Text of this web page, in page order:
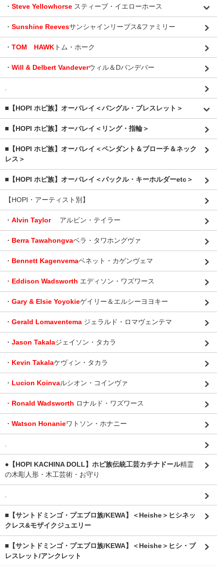
・ Steve Yellowhorse スティーブ・イエローホース
・ Sunshine Reevesサンシャインリーブス&ファミリー
・ TOM HAWK トム・ホーク
・ Will & Delbert Vandeverウィル＆Dバンデバー
.
■【HOPI ホピ族】オーバレイ＜バングル・ブレスレット＞
■【HOPI ホピ族】オーバレイ＜リング・指輪＞
■【HOPI ホピ族】オーバレイ＜ペンダント＆ブローチ＆ネック
レス＞
■【HOPI ホピ族】オーバレイ＜バックル・キーホルダーetc＞
【HOPI・アーティスト別】
・ Alvin Taylor アルビン・テイラー
・ Berra Tawahongvaベラ・タワホングヴァ
・ Bennett Kagenvemaベネット・カゲンヴェマ
・ Eddison Wadsworth エディソン・ワズワース
・ Gary & Elsie Yoyokieゲイリー＆エルシーヨヨキー
・ Gerald Lomaventema ジェラルド・ロマヴェンテマ
・ Jason Takalaジェイソン・タカラ
・ Kevin Takalaケヴィン・タカラ
・ Lucion Koinvaルシオン・コインヴァ
・ Ronald Wadsworth ロナルド・ワズワース
・ Watson Honanieワトソン・ホナニー
.
●【HOPI KACHINA DOLL】ホピ族伝統工芸カチナドール精霊
の木彫人形・木工芸術・お守り
.
■【サントドミンゴ・プエブロ族/KEWA】＜Heishe＞ヒシネッ
クレス&モザイクジュエリー
■【サントドミンゴ・プエブロ族/KEWA】＜Heishe＞ヒシ・ブ
レスレット/アンクレット